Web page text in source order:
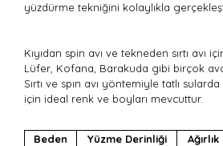
yüzdürme tekniğini kolaylıkla
Kıyıdan spin avı ve tekneden sırtı avı
Lüfer, Kofana, Barakuda gibi birçok
Sırtı ve spın avı yöntemiyle tatlı
için ideal renk ve boyları mevcuttur.
Beden Yüzme Derinliği Ağırlık